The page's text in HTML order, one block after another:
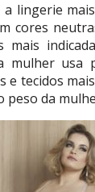
lingerie
cores
mais
mulher usa
e tecidos
peso da